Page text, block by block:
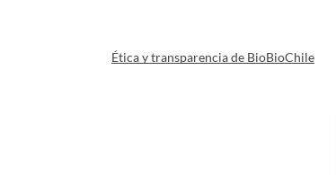
Ética y transparencia de BioBioChile